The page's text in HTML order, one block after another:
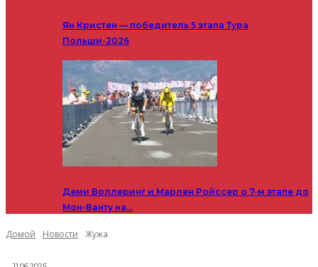
Ян Кристен — победитель 5 этапа Тура
Польши-2026
Деми Воллеринг и Марлен Ройссер о 7-м этапе до
Мон-Ванту на…
Домой Новости Жужа